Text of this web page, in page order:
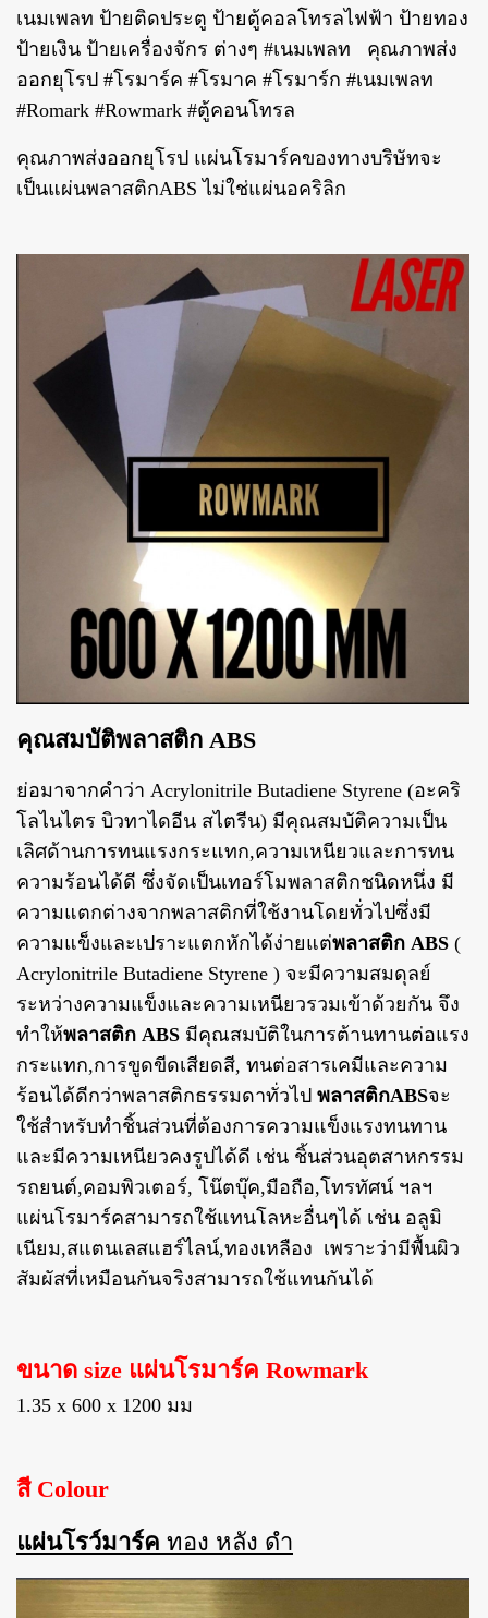
เนมเพลท ป้ายติดประตู ป้ายตู้คอลโทรลไฟฟ้า ป้ายทอง
ป้ายเงิน ป้ายเครื่องจักร ต่างๆ #เนมเพลท คุณภาพส่ง
ออกยุโรป #โรมาร์ค #โรมาค #โรมาร์ก #เนมเพลท
#Romark #Rowmark #ตู้คอนโทรล
คุณภาพส่งออกยุโรป แผ่นโรมาร์คของทางบริษัทจะ
เป็นแผ่นพลาสติกABS ไม่ใช่แผ่นอคริลิก
คุณสมบัติพลาสติก ABS
ย่อมาจากคำว่า Acrylonitrile Butadiene Styrene (อะคริ
โลไนไตร บิวทาไดอีน สไตรีน) มีคุณสมบัติความเป็น
เลิศด้านการทนแรงกระแทก,ความเหนียวและการทน
ความร้อนได้ดี ซึ่งจัดเป็นเทอร์โมพลาสติกชนิดหนึ่ง มี
ความแตกต่างจากพลาสติกที่ใช้งานโดยทั่วไปซึ่งมี
ความแข็งและเปราะแตกหักได้ง่ายแต่พลาสติก ABS (
Acrylonitrile Butadiene Styrene ) จะมีความสมดุลย์
ระหว่างความแข็งและความเหนียวรวมเข้าด้วยกัน จึง
ทำให้พลาสติก ABS มีคุณสมบัติในการต้านทานต่อแรง
กระแทก,การขูดขีดเสียดสี, ทนต่อสารเคมีและความ
ร้อนได้ดีกว่าพลาสติกธรรมดาทั่วไป พลาสติกABSจะ
ใช้สำหรับทำชิ้นส่วนที่ต้องการความแข็งแรงทนทาน
และมีความเหนียวคงรูปได้ดี เช่น ชิ้นส่วนอุตสาหกรรม
รถยนต์,คอมพิวเตอร์, โน๊ตบุ๊ค,มือถือ,โทรทัศน์ ฯลฯ
แผ่นโรมาร์คสามารถใช้แทนโลหะอื่นๆได้ เช่น อลูมิ
เนียม,สแตนเลสแฮร์ไลน์,ทองเหลือง เพราะว่ามีพื้นผิว
สัมผัสที่เหมือนกันจริงสามารถใช้แทนกันได้
ขนาด size แผ่นโรมาร์ค Rowmark
1.35 x 600 x 1200 มม
สี Colour
แผ่นโรว์มาร์ค ทอง หลัง ดำ